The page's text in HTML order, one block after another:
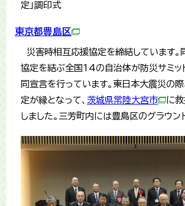
定」調印式
東京都豊島区
災害時相互応援協定を締結しています。
協定を結ぶ全国14の自治体が防災サミッ
同宣言を行っています。東日本大震災の際
定が縁となって、 茨城県常陸大宮市
に
しました。三芳町内には豊島区のグラウン